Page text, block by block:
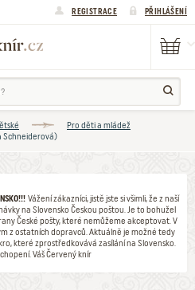
REGISTRACE PŘIHLÁŠENÍ
Pro děti a mládež
Schneiderová)
Vážení zákazníci, jistě jste si všimli, že z naší
na Slovensko Českou poštou. Je to bohužel
České pošty, které nemůžeme akceptovat. V
z ostatních dopravců. Aktuálně je možné tedy
které zprostředkovává zasílání na Slovensko.
Váš Červený knír